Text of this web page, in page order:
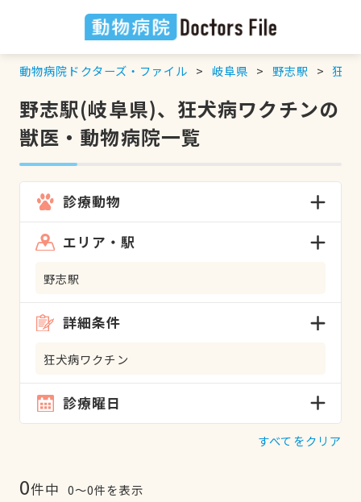
動物病院ドクターズ・ファイル 岐阜県 野志駅 狂犬
野志駅(岐阜県)、狂犬病ワクチンの
獣医・動物病院一覧
診療動物
エリア・駅
野志駅
詳細条件
狂犬病ワクチン
診療曜日
すべてをクリア
0件中 0〜0件を表示